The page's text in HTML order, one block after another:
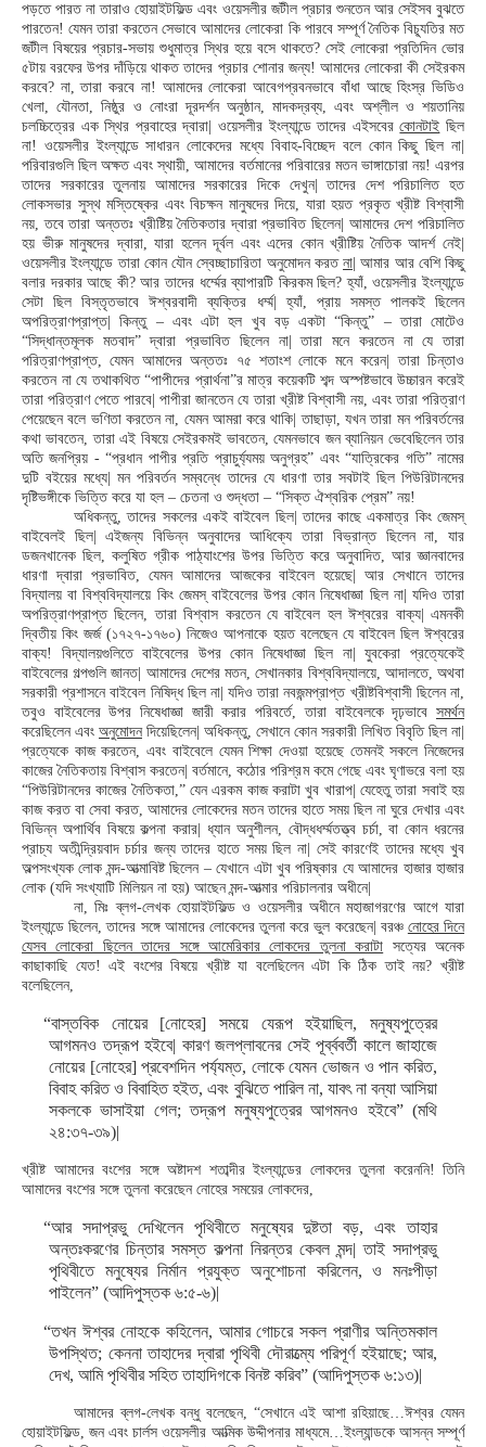
পড়তে পারত না তারাও হোয়াইটফিল্ড এবং ওয়েসলীর জটীল প্রচার শুনতেন আর সেইসব বুঝতে
পারতেন! যেমন তারা করতেন সেভাবে আমাদের লোকেরা কি পারবে সম্পূর্ণ নৈতিক বিচ্যূতির মত
জটীল বিষয়ের প্রচার-সভায় শুধুমাত্র স্থির হয়ে বসে থাকতে? সেই লোকেরা প্রতিদিন ভোর
৫টায় বরফের উপর দাঁড়িয়ে থাকত তাদের প্রচার শোনার জন্য! আমাদের লোকেরা কী সেইরকম
করবে? না, তারা করবে না! আমাদের লোকেরা আবেগপ্রবনভাবে বাঁধা আছে হিংস্র ভিডিও
খেলা, যৌনতা, নিষ্ঠুর ও নোংরা দূরদর্শন অনুষ্ঠান, মাদকদ্রব্য, এবং অশ্লীল ও শয়তানিয়
চলচ্চিত্রের এক স্থির প্রবাহের দ্বারা| ওয়েসলীর ইংল্যান্ডে তাদের এইসবেরকোনটাই ছিল
না! ওয়েসলীর ইংল্যান্ডে সাধারন লোকেদের মধ্যে বিবাহ-বিচ্ছেদ বলে কোন কিছু ছিল না|
পরিবারগুলি ছিল অক্ষত এবং স্থায়ী, আমাদের বর্তমানের পরিবারের মতন ভাঙ্গাচোরা নয়! এরপর
তাদের সরকারের তুলনায় আমাদের সরকারের দিকে দেখুন| তাদের দেশ পরিচালিত হত
লোকসভার সুস্থ মস্তিষ্কের এবং বিচক্ষন মানুষদের দিয়ে, যারা হয়ত প্রকৃত খ্রীষ্ট বিশ্বাসী
নয়, তবে তারা অন্ততঃ খ্রীষ্টিয় নৈতিকতার দ্বারা প্রভাবিত ছিলেন| আমাদের দেশ পরিচালিত
হয় ভীরু মানুষদের দ্বারা, যারা হলেন দূর্বল এবং এদের কোন খ্রীষ্টিয় নৈতিক আদর্শ নেই|
ওয়েসলীর ইংল্যান্ডে তারা কোন যৌন স্বেচ্ছাচারিতা অনুমোদন করত না | আমার আর বেশি কিছু
বলার দরকার আছে কী? আর তাদের ধর্ম্মের ব্যাপারটি কিরকম ছিল? হ্যাঁ, ওয়েসলীর ইংল্যান্ডে
সেটা ছিল বিস্তৃতভাবে ঈশ্বরবাদী ব্যক্তির ধর্ম্ম| হ্যাঁ, প্রায় সমস্ত পালকই ছিলেন
অপরিত্রাণপ্রাপ্ত| কিন্তু – এবং এটা হল খুব বড় একটা “কিন্তু” – তারা মোটেও
“সিদ্ধান্তমূলক মতবাদ” দ্বারা প্রভাবিত ছিলেন না| তারা মনে করতেন না যে তারা
পরিত্রাণপ্রাপ্ত, যেমন আমাদের অন্ততঃ ৭৫ শতাংশ লোকে মনে করেন| তারা চিন্তাও
করতেন না যে তথাকথিত “পাপীদের প্রার্থনা”র মাত্র কয়েকটি শব্দ অস্পষ্টভাবে উচ্চারন করেই
তারা পরিত্রাণ পেতে পারবে| পাপীরা জানতেন যে তারা খ্রীষ্ট বিশ্বাসী নয়, এবং তারা পরিত্রাণ
পেয়েছেন বলে ভণিতা করতেন না, যেমন আমরা করে থাকি| তাছাড়া, যখন তারা মন পরিবর্তনের
কথা ভাবতেন, তারা এই বিষয়ে সেইরকমই ভাবতেন, যেমনভাবে জন ব্যানিয়ন ভেবেছিলেন তার
অতি জনপ্রিয় - “প্রধান পাপীর প্রতি প্রাচুর্য্যময় অনুগ্রহ” এবং “যাত্রিকের গতি” নামের
দুটি বইয়ের মধ্যে| মন পরিবর্তন সম্বন্ধে তাদের যে ধারণা তার সবটাই ছিল পিউরিটানদের
দৃষ্টিভঙ্গীকে ভিত্তি করে যা হল – চেতনা ও শুদ্ধতা – “সিক্ত ঐশ্বরিক প্রেম” নয়!
অধিকন্তু, তাদের সকলের একই বাইবেল ছিল| তাদের কাছে একমাত্র কিং জেমস্
বাইবেলই ছিল| এইজন্য বিভিন্ন অনুবাদের আধিক্যে তারা বিভ্রান্ত ছিলেন না, যার
ডজনখানেক ছিল, কলুষিত গ্রীক পাঠ্যাংশের উপর ভিত্তি করে অনুবাদিত, আর জ্ঞানবাদের
ধারণা দ্বারা প্রভাবিত, যেমন আমাদের আজকের বাইবেল হয়েছে| আর সেখানে তাদের
বিদ্যালয় বা বিশ্ববিদ্যালয়ে কিং জেমস্ বাইবেলের উপর কোন নিষেধাজ্ঞা ছিল না| যদিও তারা
অপরিত্রাণপ্রাপ্ত ছিলেন, তারা বিশ্বাস করতেন যে বাইবেল হল ঈশ্বরের বাক্য| এমনকী
দ্বিতীয় কিং জর্জ (১৭২৭-১৭৬০) নিজেও আপনাকে হয়ত বলেছেন যে বাইবেল ছিল ঈশ্বরের
বাক্য! বিদ্যালয়গুলিতে বাইবেলের উপর কোন নিষেধাজ্ঞা ছিল না| যুবকেরা প্রত্যেকেই
বাইবেলের গল্পগুলি জানত| আমাদের দেশের মতন, সেখানকার বিশ্ববিদ্যালয়ে, আদালতে, অথবা
সরকারী প্রশাসনে বাইবেল নিষিদ্ধ ছিল না| যদিও তারা নবজন্মপ্রাপ্ত খ্রীষ্টবিশ্বাসী ছিলেন না,
তবুও বাইবেলের উপর নিষেধাজ্ঞা জারী করার পরিবর্তে, তারা বাইবেলকে দৃঢ়ভাবে সমর্থন
করেছিলেন এবং অনুমোদনদিয়েছিলেন| অধিকন্তু, সেখানে কোন সরকারী লিখিত বিবৃতি ছিল না|
প্রত্যেকে কাজ করতেন, এবং বাইবেলে যেমন শিক্ষা দেওয়া হয়েছে তেমনই সকলে নিজেদের
কাজের নৈতিকতায় বিশ্বাস করতেন| বর্তমানে, কঠোর পরিশ্রম কমে গেছে এবং ঘৃণাভরে বলা হয়
“পিউরিটানদের কাজের নৈতিকতা,” যেন এরকম কাজ করাটা খুব খারাপ| যেহেতু তারা সবাই হয়
কাজ করত বা সেবা করত, আমাদের লোকেদের মতন তাদের হাতে সময় ছিল না ঘুরে দেখার এবং
বিভিন্ন অপার্থিব বিষয়ে কল্পনা করার| ধ্যান অনুশীলন, বৌদ্ধধর্ম্মতত্ত্ব চর্চা, বা কোন ধরনের
প্রাচ্য অতীন্দ্রিয়বাদ চর্চার জন্য তাদের হাতে সময় ছিল না| সেই কারণেই তাদের মধ্যে খুব
অল্পসংখ্যক লোক মন্দ-আত্মাবিষ্ট ছিলেন – যেখানে এটা খুব পরিষ্কার যে আমাদের হাজার হাজার
লোক (যদি সংখ্যাটি মিলিয়ন না হয়) আছেন মন্দ-আত্মার পরিচালনার অধীনে|
না, মিঃ ব্লগ-লেখক হোয়াইটফিল্ড ও ওয়েসলীর অধীনে মহাজাগরণের আগে যারা
ইংল্যান্ডে ছিলেন, তাদের সঙ্গে আমাদের লোকেদের তুলনা করে ভুল করেছেন| বরঞ্চ নোহের দিনে
যেসব লোকেরা ছিলেন তাদের সঙ্গে আমেরিকার লোকদের তুলনা করাটা সত্যের অনেক
কাছাকাছি যেত! এই বংশের বিষয়ে খ্রীষ্ট যা বলেছিলেন এটা কি ঠিক তাই নয়? খ্রীষ্ট
বলেছিলেন,
“বাস্তবিক নোয়ের [নোহের] সময়ে যেরূপ হইয়াছিল, মনুষ্যপুত্রের
আগমনও তদ্রূপ হইবে| কারণ জলপ্লাবনের সেই পূর্ব্ববর্তী কালে জাহাজে
নোয়ের [নোহের] প্রবেশদিন পর্য্যম্ত, লোকে যেমন ভোজন ও পান করিত,
বিবাহ করিত ও বিবাহিত হইত, এবং বুঝিতে পারিল না, যাবৎ না বন্যা আসিয়া
সকলকে ভাসাইয়া গেল; তদ্রূপ মনুষ্যপুত্রের আগমনও হইবে” (মথি
২৪:৩৭-৩৯)|
খ্রীষ্ট আমাদের বংশের সঙ্গে অষ্টাদশ শতাব্দীর ইংল্যান্ডের লোকদের তুলনা করেননি! তিনি
আমাদের বংশের সঙ্গে তুলনা করেছেন নোহের সময়ের লোকদের,
“আর সদাপ্রভু দেখিলেন পৃথিবীতে মনুষ্যের দুষ্টতা বড়, এবং তাহার
অন্তঃকরণের চিন্তার সমস্ত কল্পনা নিরন্তর কেবল মন্দ| তাই সদাপ্রভু
পৃথিবীতে মনুষ্যের নির্মান প্রযুক্ত অনুশোচনা করিলেন, ও মনঃপীড়া
পাইলেন” (আদিপুস্তক ৬:৫-৬)|
“তখন ঈশ্বর নোহকে কহিলেন, আমার গোচরে সকল প্রাণীর অন্তিমকাল
উপস্থিত; কেননা তাহাদের দ্বারা পৃথিবী দৌরাত্ম্যে পরিপূর্ণ হইয়াছে; আর,
দেখ, আমি পৃথিবীর সহিত তাহাদিগকে বিনষ্ট করিব” (আদিপুস্তক ৬:১৩)|
আমাদের ব্লগ-লেখক বন্ধু বলেছেন, “সেখানে এই আশা রহিয়াছে…ঈশ্বর যেমন
হোয়াইটফিল্ড, জন এবং চার্লস ওয়েসলীর আত্মিক উদ্দীপনার মাধ্যমে…ইংল্যান্ডকে আসন্ন সম্পূর্ণ